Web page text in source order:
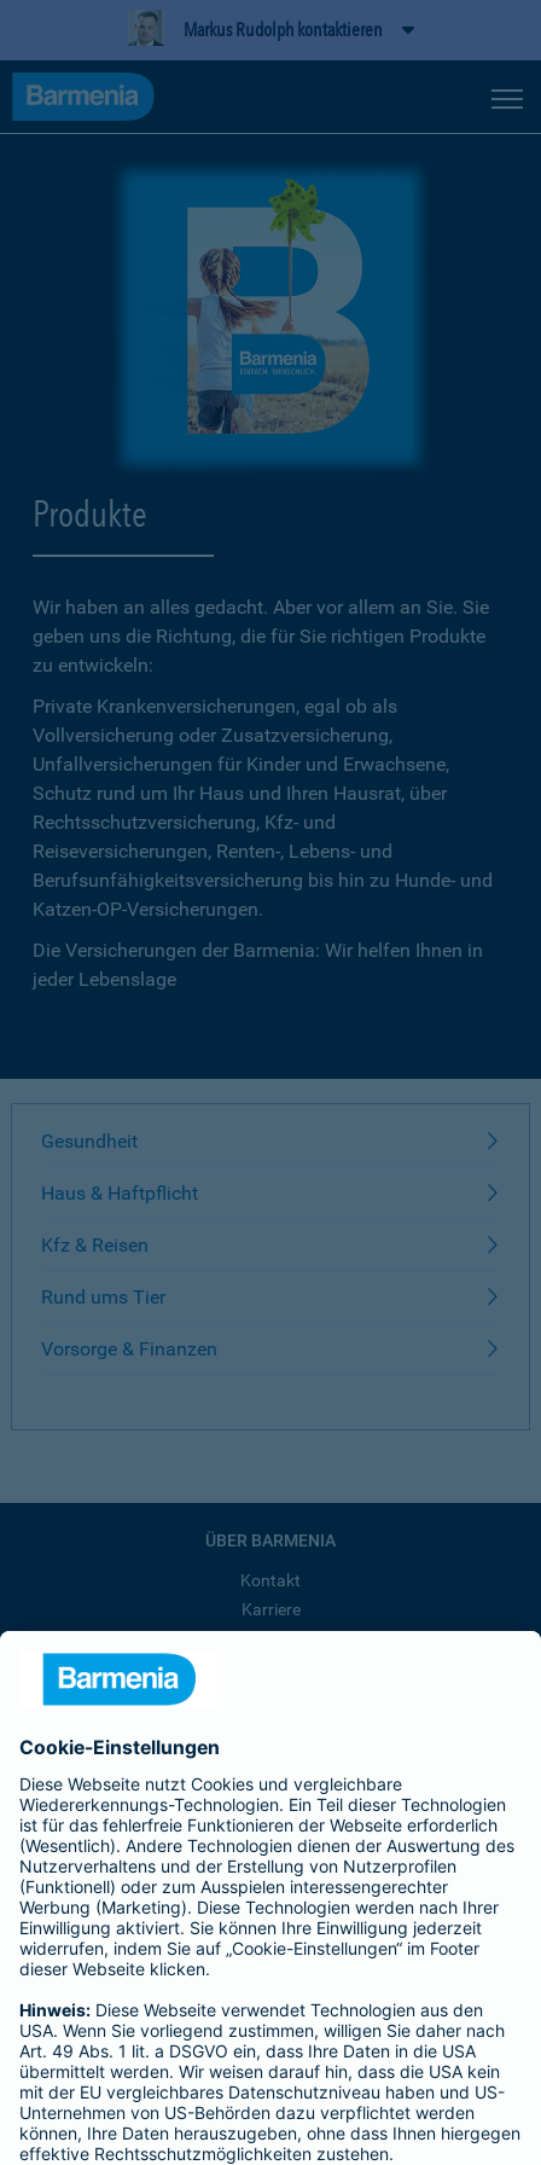
Markus Rudolph kontaktieren
Produkte
Wir haben an alles gedacht. Aber vor allem an Sie. Sie
geben uns die Richtung, die für Sie richtigen Produkte
zu entwickeln:
Private Krankenversicherungen, egal ob als
Vollversicherung oder Zusatzversicherung,
Unfallversicherungen für Kinder und Erwachsene,
Schutz rund um Ihr Haus und Ihren Hausrat, über
Rechtsschutzversicherung, Kfz- und
Reiseversicherungen, Renten-, Lebens- und
Berufsunfähigkeitsversicherung bis hin zu Hunde- und
Katzen-OP-Versicherungen.
Die Versicherungen der Barmenia: Wir helfen Ihnen in
jeder Lebenslage
Gesundheit
Haus & Haftpflicht
Kfz & Reisen
Rund ums Tier
Vorsorge & Finanzen
ÜBER BARMENIA
Kontakt
Karriere
Barmenia ist Teil der BarmeniaGothaer
BELIEBTE SEITEN
Kranken-Zusatzversicherung
Tierversicherungen
Haftpflichtversicherung
Hausratversicherung
Adresse ändern
Schaden melden
Kilometerstandsmeldung
Serviceübersicht